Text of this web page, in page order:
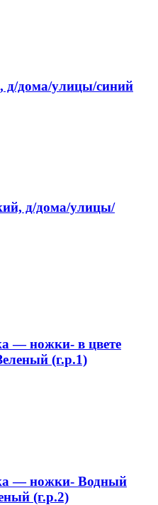
д/дома/улицы/синий
д/дома/улицы/
— ножки- в цвете
(г.р.1)
— ножки- Водный
(г.р.2)